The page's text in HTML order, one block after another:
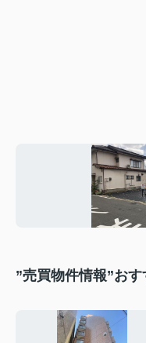
”売買物件情報”お